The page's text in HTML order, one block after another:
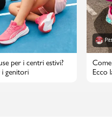
per i centri estivi?
i genitori
Ecco